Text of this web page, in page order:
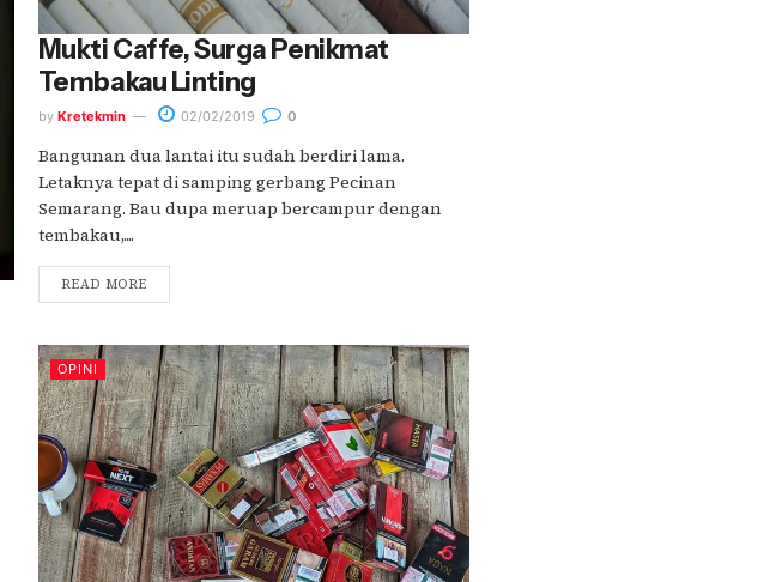
Mukti Caffe, Surga Penikmat
Tembakau Linting
by Kretekmin 02/02/2019 0
Bangunan dua lantai itu sudah berdiri lama.
Letaknya tepat di samping gerbang Pecinan
Semarang. Bau dupa meruap bercampur dengan
tembakau,....
READ MORE
OPINI